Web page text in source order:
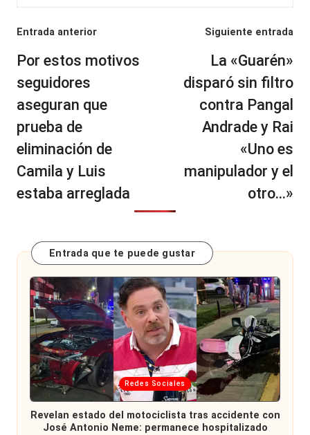
Navegación
de
entradas
Entrada anterior
Por estos motivos
seguidores
aseguran que
prueba de
eliminación de
Camila y Luis
estaba arreglada
Siguiente entrada
La «Guarén»
disparó sin filtro
contra Pangal
Andrade y Rai
«Uno es
manipulador y el
otro…»
Entrada que te puede gustar
Publicada
en
Redes Sociales
Revelan estado del motociclista tras accidente con
José Antonio Neme: permanece hospitalizado